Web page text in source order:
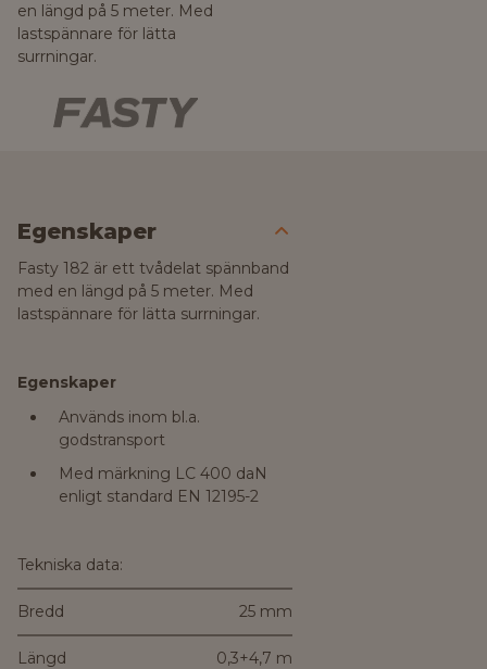
en längd på 5 meter. Med
lastspännare för lätta
surrningar.
Egenskaper
Fasty 182 är ett tvådelat spännband
med en längd på 5 meter. Med
lastspännare för lätta surrningar.
Egenskaper
Används inom bl.a.
godstransport
Med märkning LC 400 daN
enligt standard EN 12195-2
Tekniska data:
Bredd 25 mm
Längd 0,3+4,7 m